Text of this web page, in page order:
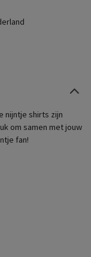
nijntje shirts zijn
om samen met jouw
fan!